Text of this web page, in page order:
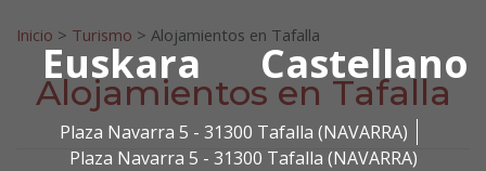
Euskara Castellano
Plaza Navarra 5 - 31300 Tafalla (NAVARRA)
Plaza Navarra 5 - 31300 Tafalla (NAVARRA)
Search for:
Inicio > Turismo > Alojamientos en Tafalla
Alojamientos en Tafalla